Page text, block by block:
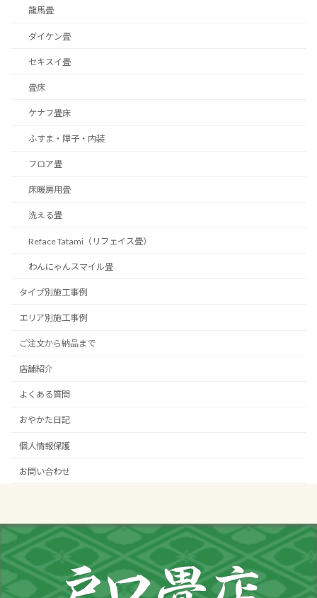
龍馬畳
ダイケン畳
セキスイ畳
畳床
ケナフ畳床
ふすま・障子・内装
フロア畳
床暖房用畳
洗える畳
Reface Tatami（リフェイス畳）
わんにゃんスマイル畳
タイプ別施工事例
エリア別施工事例
ご注文から納品まで
店舗紹介
よくある質問
おやかた日記
個人情報保護
お問い合わせ